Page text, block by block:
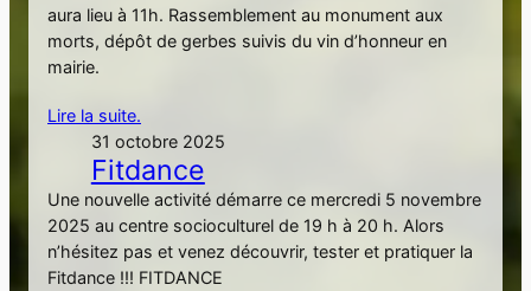
aura lieu à 11h. Rassemblement au monument aux
morts, dépôt de gerbes suivis du vin d’honneur en
mairie.
Lire la suite.
31 octobre 2025
Fitdance
Une nouvelle activité démarre ce mercredi 5 novembre
2025 au centre socioculturel de 19 h à 20 h. Alors
n’hésitez pas et venez découvrir, tester et pratiquer la
Fitdance !!! FITDANCE